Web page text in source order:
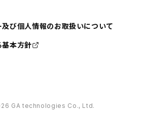
び個人情報のお取扱いについて
本方針
GA technologies Co., Ltd.